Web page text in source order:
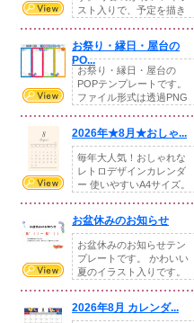
スト入りで、予定を描き
お祭り・縁日・屋台の
PO...
お祭り・縁日・屋台の
POPテンプレートです。
ファイル形式は透過PNG
2026年★8月★おしゃ...
毎年大人気！おしゃれな
レトロデザインカレンダ
ー 使いやすいA4サイズ。
お盆休みのお知らせ
お盆休みのお知らせテン
プレートです。 かわいい
夏のイラスト入りです。
2026年8月 カレンダ...